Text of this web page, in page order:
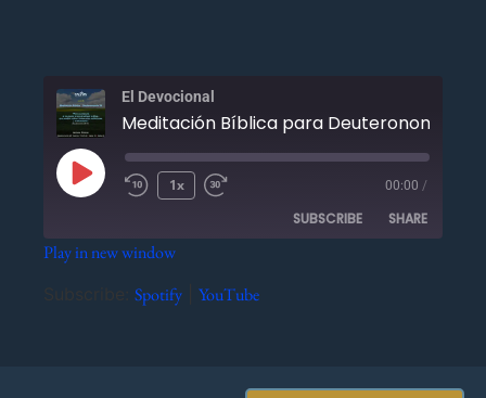
El Devocional
1x 00:00 /
SUBSCRIBE SHARE
Play in new window
Spotify YouTube